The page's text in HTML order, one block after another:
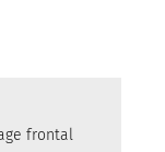
frontal